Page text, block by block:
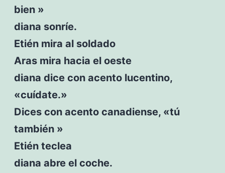
bien »
diana sonríe.
Etién mira al soldado
Aras mira hacia el oeste
diana dice con acento lucentino,
«cuídate.»
Dices con acento canadiense, «tú
también »
Etién teclea
diana abre el coche.